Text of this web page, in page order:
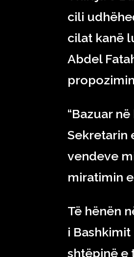
cili
cilat kanë
Abdel
“Bazuar
Sekretarin
vendeve
miratimin
Të hënën
i Bashkimit
shtëpinë e